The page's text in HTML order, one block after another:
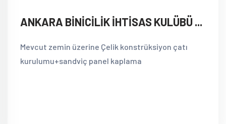
ANKARA BİNİCİLİK İHTİSAS KULÜBÜ ...
Mevcut zemin üzerine Çelik konstrüksiyon çatı
kurulumu+sandviç panel kaplama